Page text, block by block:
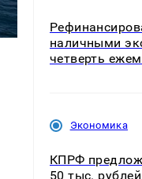
наличными
четверть
Экономика
КПРФ
50 тыс.